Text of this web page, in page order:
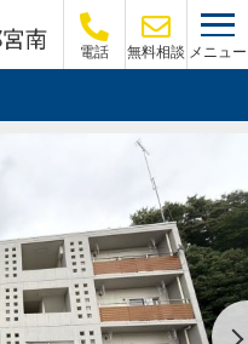
電話 無料相談 メニュー